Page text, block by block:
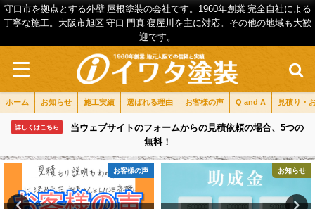
守口市を拠点とする外壁 屋根塗装の会社です。1960年創業 完全自社による
丁寧な施工。大阪市旭区 守口 門真 寝屋川を主に対応。その他の地域も大歓
迎です。
ホーム お知らせ 施工実績 選ばれる理由 お客様の声 Q and A 見積り・
詳しくはこちら
当ウェブサイトのフォームからの見積依頼の場合、5つの
無料！
お客様の声 お知らせ